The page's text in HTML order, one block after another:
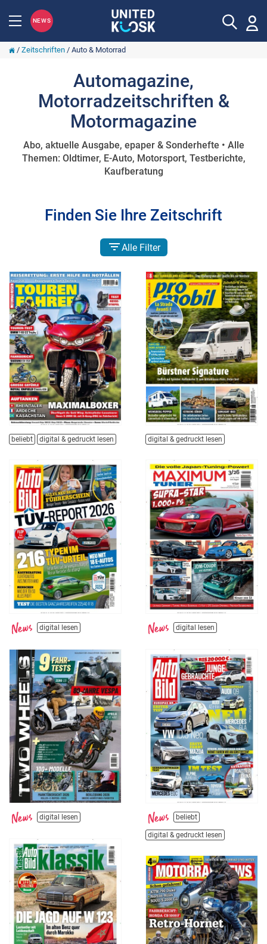
NEWS
/ Zeitschriften/ Auto & Motorrad
Automagazine,
Motorradzeitschriften &
Motormagazine
Abo, aktuelle Ausgabe, epaper & Sonderhefte • Alle
Themen: Oldtimer, E-Auto, Motorsport, Testberichte,
Kaufberatung
Finden Sie Ihre Zeitschrift
Alle Filter
beliebt digital & gedruckt lesen digital & gedruckt lesen
digital lesen digital lesen
digital lesen beliebt
digital & gedruckt lesen